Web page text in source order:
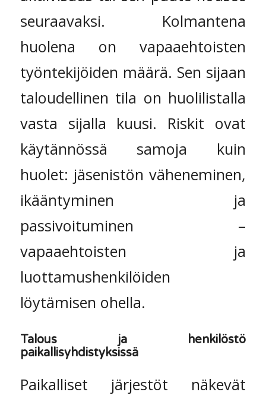
seuraavaksi. Kolmantena
huolena on vapaaehtoisten
työntekijöiden määrä. Sen sijaan
taloudellinen tila on huolilistalla
vasta sijalla kuusi. Riskit ovat
käytännössä samoja kuin
huolet: jäsenistön väheneminen,
ikääntyminen ja
passivoituminen –
vapaaehtoisten ja
luottamushenkilöiden
löytämisen ohella.
Talous ja henkilöstö
paikallisyhdistyksissä
Paikalliset järjestöt näkevät